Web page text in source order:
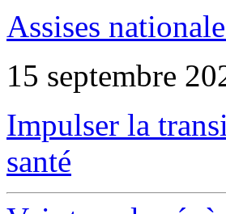
Assises
15 septembre
Impulser la
santé